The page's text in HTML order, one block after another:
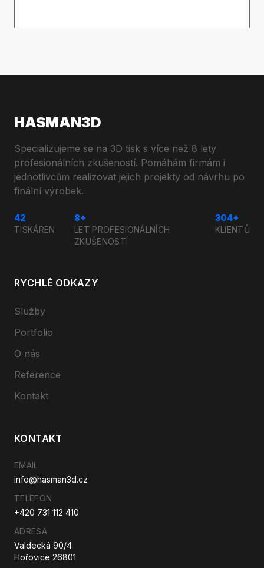
HASMAN3D
Specializujeme se na 3D tisk s více než 8 lety
profesionálních zkušeností. Pomáhám firmám i
jednotlivcům realizovat jejich projekty od návrhu po
finální výrobek.
42
TISKÁREN
8+
LET PROFESIONÁLNÍCH
ZKUŠENOSTÍ
304+
KLIENTŮ
RYCHLÉ ODKAZY
Služby
Portfolio
O nás
Reference
Kontakt
KONTAKT
EMAIL
info@hasman3d.cz
TELEFON
+420 731 112 410
ADRESA
Valdecká 90/4
Hořovice 26801